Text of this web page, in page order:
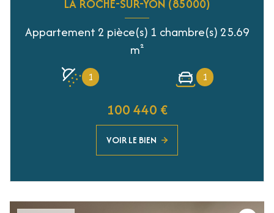
LA ROCHE-SUR-YON (85000)
Appartement 2 pièce(s) 1 chambre(s) 25.69
m²
1 1
100 440 €
VOIR LE BIEN